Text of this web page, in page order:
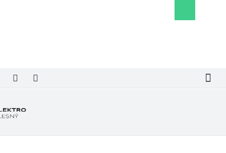
košík